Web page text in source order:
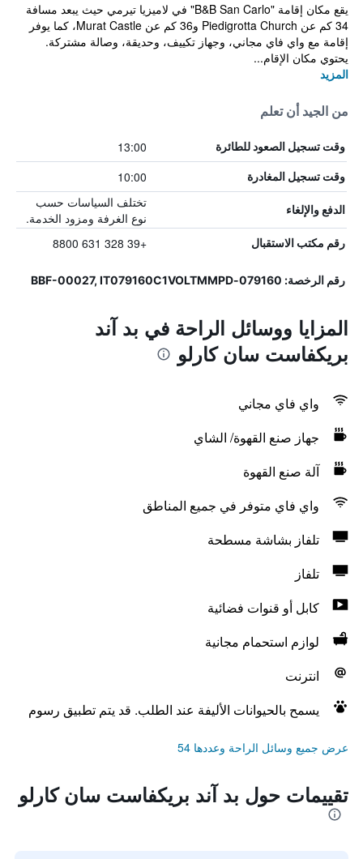
يقع مكان إقامة "B&B San Carlo" في لاميزيا تيرمي حيث يبعد مسافة
34 كم عن Piedigrotta Church و36 كم عن Murat Castle، كما يوفر
إقامة مع واي فاي مجاني، وجهاز تكييف، وحديقة، وصالة مشتركة.
يحتوي مكان الإقام...
المزيد
من الجيد أن تعلم
وقت تسجيل الصعود للطائرة 13:00
وقت تسجيل المغادرة 10:00
الدفع والإلغاء
تختلف السياسات حسب
نوع الغرفة ومزود الخدمة.
رقم مكتب الاستقبال +39 328 631 8800
رقم الرخصة: 079160-BBF-00027, IT079160C1VOLTMMPD
المزايا ووسائل الراحة في بد آند
بريكفاست سان كارلو
واي فاي مجاني
جهاز صنع القهوة/ الشاي
آلة صنع القهوة
واي فاي متوفر في جميع المناطق
تلفاز بشاشة مسطحة
تلفاز
كابل أو قنوات فضائية
لوازم استحمام مجانية
انترنت
يسمح بالحيوانات الأليفة عند الطلب. قد يتم تطبيق رسوم
عرض جميع وسائل الراحة وعددها 54
تقييمات حول بد آند بريكفاست سان كارلو